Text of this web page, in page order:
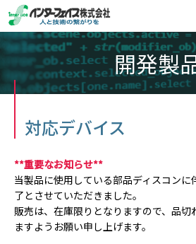
開発製
対応デバイス
**重要なお知らせ**
当製品に使用している部品ディスコン
了とさせていただきました。
販売は、在庫限りとなりますので、品
ますようお願い申し上げます。